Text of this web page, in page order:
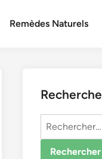
Remèdes Naturels
Recherche
Rechercher :